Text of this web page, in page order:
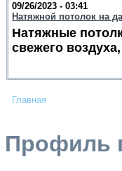
09/26/2023 - 03:41
Натяжной потолок на
Натяжные
свежего
Главная
Профиль